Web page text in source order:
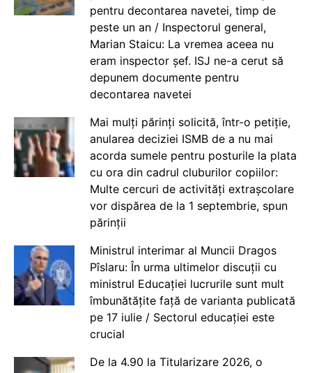
pentru decontarea navetei, timp de
peste un an / Inspectorul general,
Marian Staicu: La vremea aceea nu
eram inspector șef. ISJ ne-a cerut să
depunem documente pentru
decontarea navetei
Mai mulți părinți solicită, într-o petiție,
anularea deciziei ISMB de a nu mai
acorda sumele pentru posturile la plata
cu ora din cadrul cluburilor copiilor:
Multe cercuri de activități extrașcolare
vor dispărea de la 1 septembrie, spun
părinții
Ministrul interimar al Muncii Dragos
Pîslaru: În urma ultimelor discuții cu
ministrul Educației lucrurile sunt mult
îmbunătățite față de varianta publicată
pe 17 iulie / Sectorul educației este
crucial
De la 4.90 la Titularizare 2026, o